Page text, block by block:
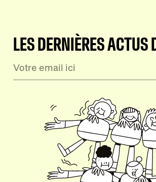
LES DERNIÈRES ACTUS